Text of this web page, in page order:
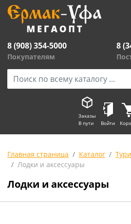
8 (908) 354-5000
Покупателям
8
Заказы
В пути
Войти
Главная страница Каталог
Лодки и аксессуары
Лодки и аксессуары